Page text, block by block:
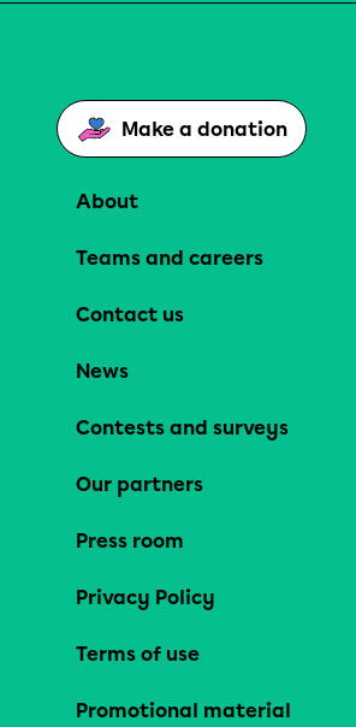
Make a donation
About
Teams and careers
Contact us
News
Contests and surveys
Our partners
Press room
Privacy Policy
Terms of use
Promotional material